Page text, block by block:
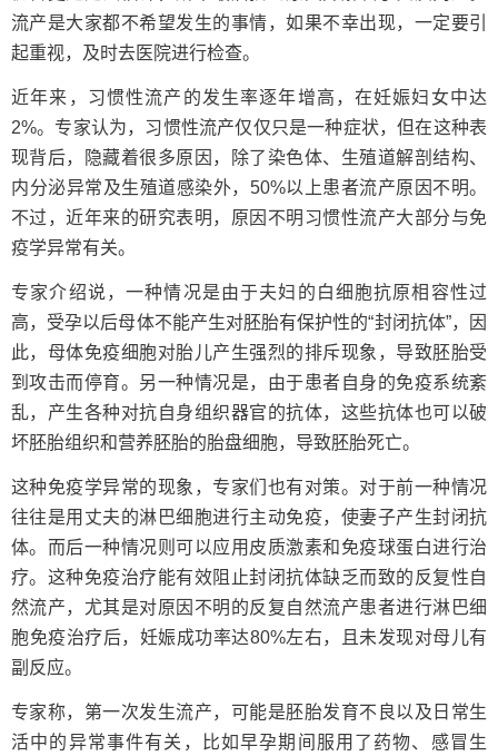
流产是大家都不希望发生的事情，如果不幸出现，一定要引
起重视，及时去医院进行检查。
近年来，习惯性流产的发生率逐年增高，在妊娠妇女中达
2%。专家认为，习惯性流产仅仅只是一种症状，但在这种表
现背后，隐藏着很多原因，除了染色体、生殖道解剖结构、
内分泌异常及生殖道感染外，50%以上患者流产原因不明。
不过，近年来的研究表明，原因不明习惯性流产大部分与免
疫学异常有关。
专家介绍说，一种情况是由于夫妇的白细胞抗原相容性过
高，受孕以后母体不能产生对胚胎有保护性的“封闭抗体”，因
此，母体免疫细胞对胎儿产生强烈的排斥现象，导致胚胎受
到攻击而停育。另一种情况是，由于患者自身的免疫系统紊
乱，产生各种对抗自身组织器官的抗体，这些抗体也可以破
坏胚胎组织和营养胚胎的胎盘细胞，导致胚胎死亡。
这种免疫学异常的现象，专家们也有对策。对于前一种情况
往往是用丈夫的淋巴细胞进行主动免疫，使妻子产生封闭抗
体。而后一种情况则可以应用皮质激素和免疫球蛋白进行治
疗。这种免疫治疗能有效阻止封闭抗体缺乏而致的反复性自
然流产，尤其是对原因不明的反复自然流产患者进行淋巴细
胞免疫治疗后，妊娠成功率达80%左右，且未发现对母儿有
副反应。
专家称，第一次发生流产，可能是胚胎发育不良以及日常生
活中的异常事件有关，比如早孕期间服用了药物、感冒生